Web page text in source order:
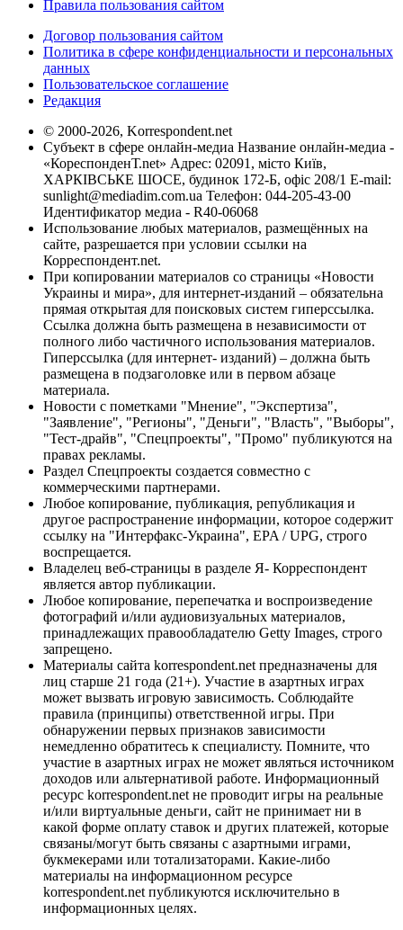
Правила пользования сайтом
Договор пользования сайтом
Политика в сфере конфиденциальности и персональных
данных
Пользовательское соглашение
Редакция
© 2000-2026, Korrespondent.net
Субъект в сфере онлайн-медиа Название онлайн-медиа -
«КореспонденТ.net» Адрес: 02091, місто Київ,
ХАРКІВСЬКЕ ШОСЕ, будинок 172-Б, офіс 208/1 E-mail:
sunlight@mediadim.com.ua Телефон: 044-205-43-00
Идентификатор медиа - R40-06068
Использование любых материалов, размещённых на
сайте, разрешается при условии ссылки на
Корреспондент.net.
При копировании материалов со страницы «Новости
Украины и мира», для интернет-изданий – обязательна
прямая открытая для поисковых систем гиперссылка.
Ссылка должна быть размещена в независимости от
полного либо частичного использования материалов.
Гиперссылка (для интернет- изданий) – должна быть
размещена в подзаголовке или в первом абзаце
материала.
Новости с пометками "Мнение", "Экспертиза",
"Заявление", "Регионы", "Деньги", "Власть", "Выборы",
"Тест-драйв", "Спецпроекты", "Промо" публикуются на
правах рекламы.
Раздел Спецпроекты создается совместно с
коммерческими партнерами.
Любое копирование, публикация, републикация и
другое распространение информации, которое содержит
ссылку на "Интерфакс-Украина", EPA / UPG, строго
воспрещается.
Владелец веб-страницы в разделе Я- Корреспондент
является автор публикации.
Любое копирование, перепечатка и воспроизведение
фотографий и/или аудиовизуальных материалов,
принадлежащих правообладателю Getty Images, строго
запрещено.
Материалы сайта korrespondent.net предназначены для
лиц старше 21 года (21+). Участие в азартных играх
может вызвать игровую зависимость. Соблюдайте
правила (принципы) ответственной игры. При
обнаружении первых признаков зависимости
немедленно обратитесь к специалисту. Помните, что
участие в азартных играх не может являться источником
доходов или альтернативой работе. Информационный
ресурс korrespondent.net не проводит игры на реальные
и/или виртуальные деньги, сайт не принимает ни в
какой форме оплату ставок и других платежей, которые
связаны/могут быть связаны с азартными играми,
букмекерами или тотализаторами. Какие-либо
материалы на информационном ресурсе
korrespondent.net публикуются исключительно в
информационных целях.